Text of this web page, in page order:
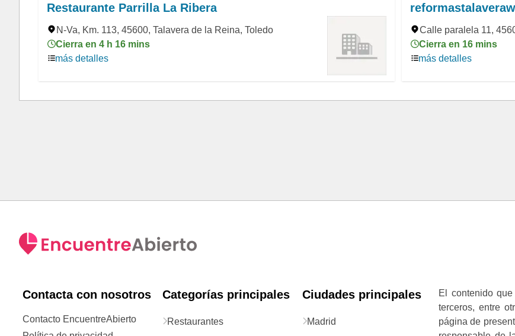
Restaurante Parrilla La Ribera
N-Va, Km. 113, 45600, Talavera de la Reina, Toledo
Cierra en 4 h 16 mins
más detalles
Calle paralela 11,
Cierra en 16 mins
más detalles
Contacta con nosotros
Contacto EncuentreAbierto
Categorías principales
Restaurantes
Ciudades principales
Madrid
El contenido
terceros, entre
página de